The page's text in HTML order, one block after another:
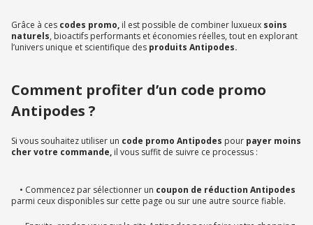
Grâce à ces codes promo, il est possible de combiner luxueux soins
naturels, bioactifs performants et économies réelles, tout en explorant
l’univers unique et scientifique des produits Antipodes.
Comment profiter d’un code promo
Antipodes ?
Si vous souhaitez utiliser un code promo Antipodes pour payer moins
cher votre commande, il vous suffit de suivre ce processus :
• Commencez par sélectionner un coupon de réduction Antipodes
parmi ceux disponibles sur cette page ou sur une autre source fiable.